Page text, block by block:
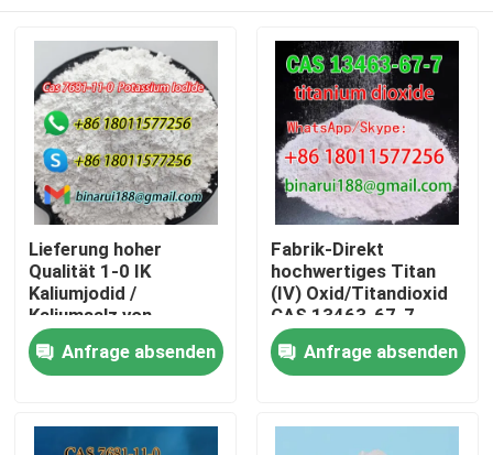
Lieferung hoher
Qualität 1-0 IK
Kaliumjodid /
Kaliumsalz von
Hydriodinsäure CAS
7681-11-0
Anfrage absenden
Fabrik-Direkt
hochwertiges Titan
(IV) Oxid/Titandioxid
CAS 13463-67-7
Anfrage absenden